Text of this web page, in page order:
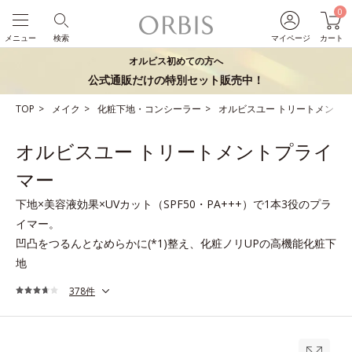
マイページ
0
カート
検索
メニュー
オルビス初めての方へ
公式通販だけの特別セット販売中！
TOP メイク 化粧下地・コンシーラー オルビスユー トリートメント
オルビスユー トリートメントプライ
マー
下地×美容液効果×UVカット（SPF50・PA+++）で1本3役のプラ
イマー。
凹凸をつるんとなめらかに(*1)整え、化粧ノリUPの高機能化粧下
地
378件